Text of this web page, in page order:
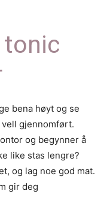
bena høyt og se
gjennomført.
og begynner å
like stas lengre?
og lag noe god mat.
gir deg